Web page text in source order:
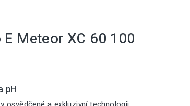
Meteor XC 60 100
pH